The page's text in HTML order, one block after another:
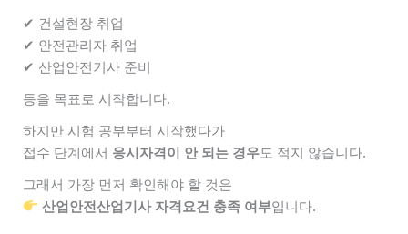
✔ 건설현장 취업
✔ 안전관리자 취업
✔ 산업안전기사 준비
등을 목표로 시작합니다.
하지만 시험 공부부터 시작했다가
접수 단계에서 응시자격이 안 되는 경우도 적지 않습니다.
그래서 가장 먼저 확인해야 할 것은
산업안전산업기사 자격요건 충족 여부입니다.